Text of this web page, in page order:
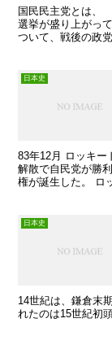
国民民主党とは、
選挙が盛り上がっ
ついて、戦後の政
日本史
83年12月 ロッキ
解散で自民党が勝
権が誕生した。 ロ
日本史
14世紀は、鎌倉末
れたのは15世紀初